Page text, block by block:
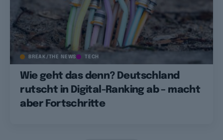
BREAK/THE NEWS TECH
Wie geht das denn? Deutschland
rutscht in Digital-Ranking ab – macht
aber Fortschritte